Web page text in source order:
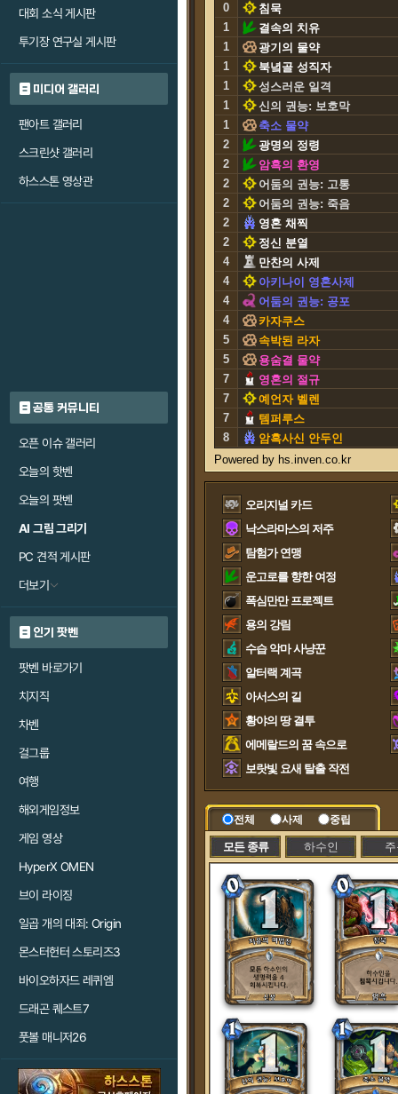
대회 소식 게시판
투기장 연구실 게시판
미디어 갤러리
팬아트 갤러리
스크린샷 갤러리
하스스톤 영상관
공통 커뮤니티
오픈 이슈 갤러리
오늘의 핫벤
오늘의 팟벤
AI 그림 그리기
PC 견적 게시판
더보기
인기 팟벤
팟벤 바로가기
치지직
차벤
걸그룹
여행
해외게임정보
게임 영상
HyperX OMEN
브이 라이징
일곱 개의 대죄: Origin
몬스터헌터 스토리즈3
바이오하자드 레퀴엠
드래곤 퀘스트7
풋볼 매니저26
0
침묵
1
결속의 치유
1
광기의 물약
1
북녘골 성직자
1
성스러운 일격
1
신의 권능: 보호막
1
축소 물약
2
광명의 정령
2
암흑의 환영
2
어둠의 권능: 고통
2
어둠의 권능: 죽음
2
영혼 채찍
2
정신 분열
4
만찬의 사제
4
아키나이 영혼사제
4
어둠의 권능: 공포
4
카자쿠스
5
속박된 라자
5
용숨결 물약
7
영혼의 절규
7
예언자 벨렌
7
템퍼루스
8
암흑사신 안두인
오리지널 카드
낙스라마스의 저주
탐험가 연맹
운고로를 향한 여정
폭심만만 프로젝트
용의 강림
수습 악마 사냥꾼
알터랙 계곡
아서스의 길
황야의 땅 결투
에메랄드의 꿈 속으로
보랏빛 요새 탈출 작전
전체 사제 중립
모든 종류 하수인